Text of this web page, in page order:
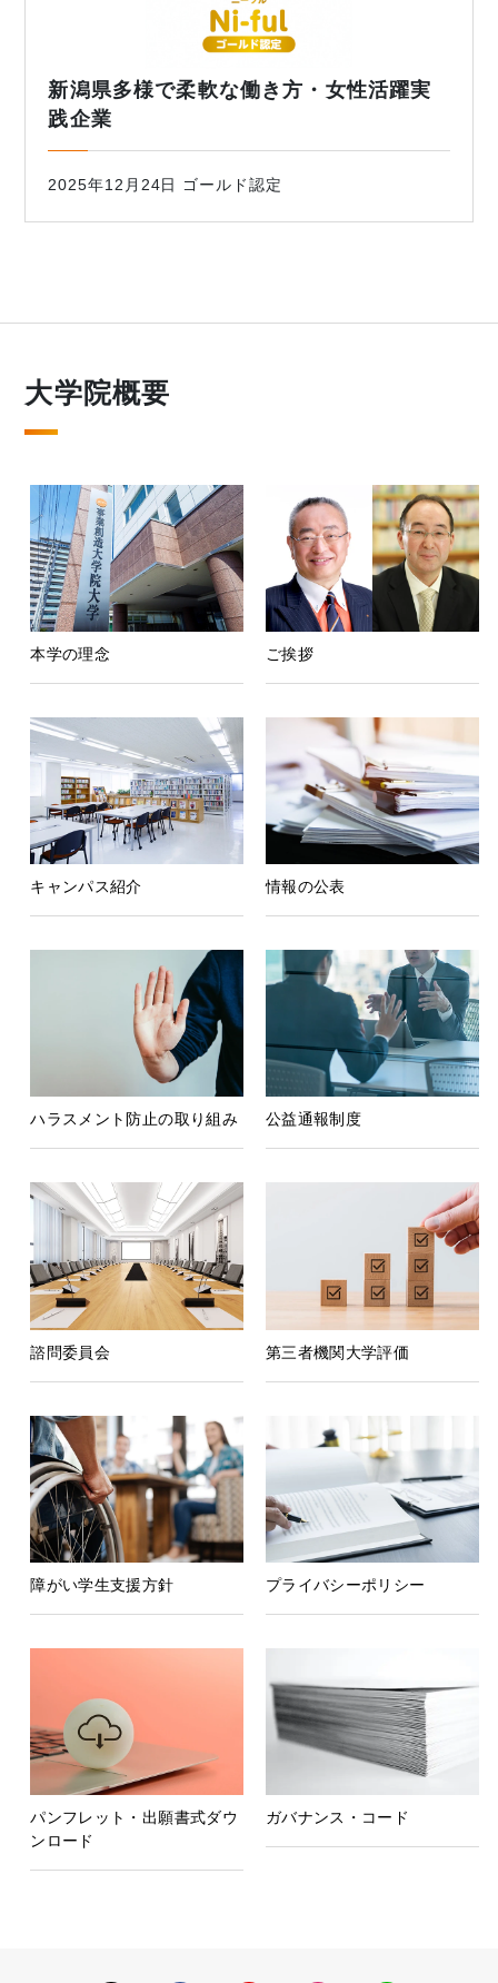
新潟県多様で柔軟な働き方・女性活躍実
践企業
2025年12月24日 ゴールド認定
大学院概要
本学の理念 ご挨拶
キャンパス紹介 情報の公表
ハラスメント防止の取り組み 公益通報制度
諮問委員会 第三者機関大学評価
障がい学生支援方針 プライバシーポリシー
パンフレット・出願書式ダウ
ンロード
ガバナンス・コード